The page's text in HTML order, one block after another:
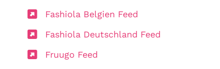
Fashiola Belgien Feed
Fashiola Deutschland Feed
Fruugo Feed